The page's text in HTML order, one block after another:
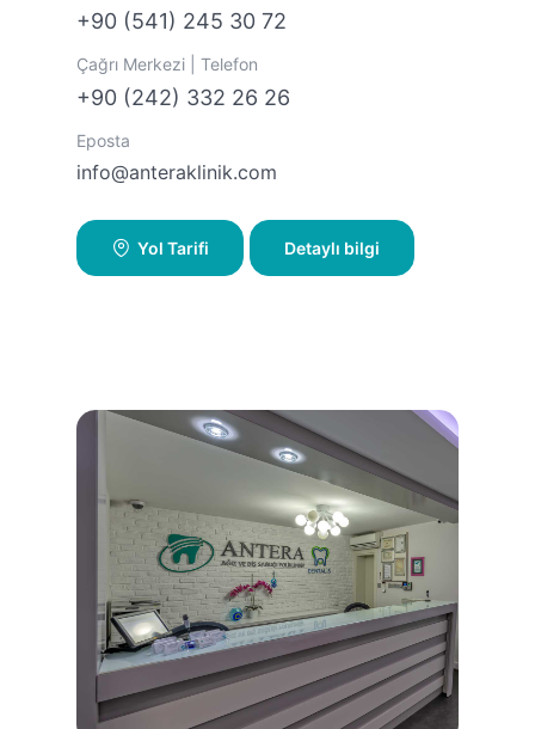
+90 (541) 245 30 72
Çağrı Merkezi | Telefon
+90 (242) 332 26 26
Eposta
info@anteraklinik.com
Yol Tarifi Detaylı bilgi